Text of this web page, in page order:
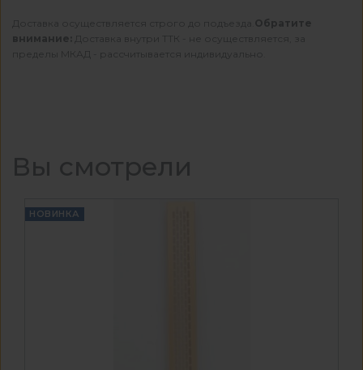
Доставка осуществляется строго до подъезда. Обратите
внимание: Доставка внутри ТТК - не осуществляется, за
пределы МКАД - рассчитывается индивидуально.
Вы смотрели
НОВИНКА